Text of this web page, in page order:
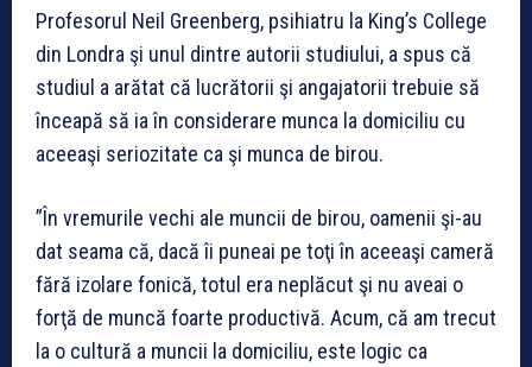
Profesorul Neil Greenberg, psihiatru la King’s College
din Londra şi unul dintre autorii studiului, a spus că
studiul a arătat că lucrătorii şi angajatorii trebuie să
înceapă să ia în considerare munca la domiciliu cu
aceeaşi seriozitate ca şi munca de birou.
”În vremurile vechi ale muncii de birou, oamenii şi-au
dat seama că, dacă îi puneai pe toţi în aceeaşi cameră
fără izolare fonică, totul era neplăcut şi nu aveai o
forţă de muncă foarte productivă. Acum, că am trecut
la o cultură a muncii la domiciliu, este logic ca